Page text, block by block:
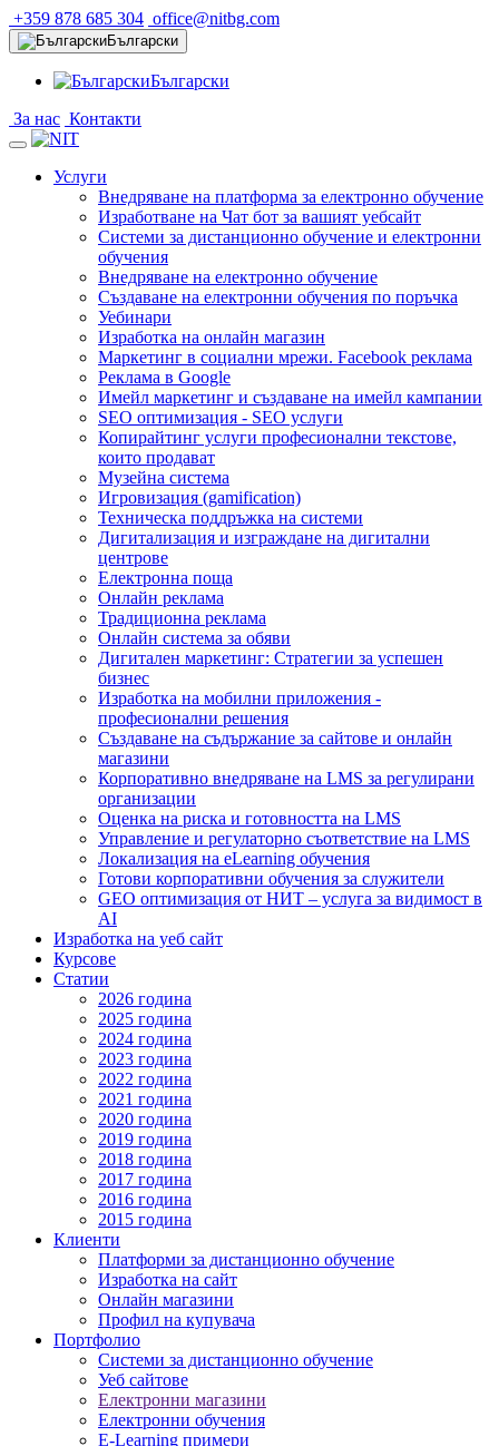
+359 878 685 304 office@nitbg.com
Български
Български
За нас Контакти
Услуги
Внедряване на платформа за електронно обучение
Изработване на Чат бот за вашият уебсайт
Системи за дистанционно обучение и електронни
обучения
Внедряване на електронно обучение
Създаване на електронни обучения по поръчка
Уебинари
Изработка на онлайн магазин
Маркетинг в социални мрежи. Facebook реклама
Реклама в Google
Имейл маркетинг и създаване на имейл кампании
SEO оптимизация - SEO услуги
Копирайтинг услуги професионални текстове,
които продават
Музейна система
Игровизация (gamification)
Техническа поддръжка на системи
Дигитализация и изграждане на дигитални
центрове
Електронна поща
Онлайн реклама
Традиционна реклама
Онлайн система за обяви
Дигитален маркетинг: Стратегии за успешен
бизнес
Изработка на мобилни приложения -
професионални решения
Създаване на съдържание за сайтове и онлайн
магазини
Корпоративно внедряване на LMS за регулирани
организации
Оценка на риска и готовността на LMS
Управление и регулаторно съответствие на LMS
Локализация на eLearning обучения
Готови корпоративни обучения за служители
GEO оптимизация от НИТ – услуга за видимост в
AI
Изработка на уеб сайт
Курсове
Статии
2026 година
2025 година
2024 година
2023 година
2022 година
2021 година
2020 година
2019 година
2018 година
2017 година
2016 година
2015 година
Клиенти
Платформи за дистанционно обучение
Изработка на сайт
Онлайн магазини
Профил на купувача
Портфолио
Системи за дистанционно обучение
Уеб сайтове
Електронни магазини
Електронни обучения
E-Learning примери